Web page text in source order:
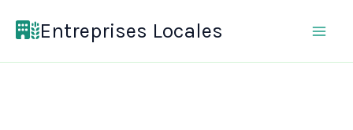
Entreprises Locales